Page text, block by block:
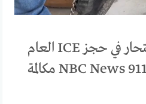
ارتفعت حالات الانتحار في حجز ICE العام